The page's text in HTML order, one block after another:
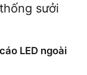
sưởi
LED ngoài